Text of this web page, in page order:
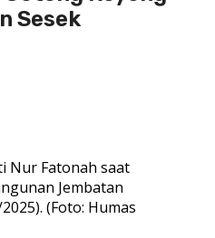
Sesek
Nur Fatonah saat
Jembatan
(Foto: Humas